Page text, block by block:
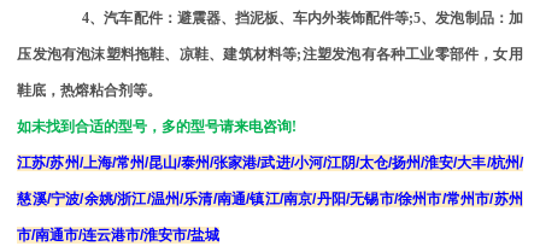
4、汽车配件：避震器、挡泥板、车内外装饰配件等;5、发泡制品：加
压发泡有泡沫塑料拖鞋、凉鞋、建筑材料等;注塑发泡有各种工业零部件，女用
鞋底，热熔粘合剂等。
如未找到合适的型号，多的型号请来电咨询!
江苏/苏州/上海/常州/昆山/泰州/张家港/武进/小河/江阴/太仓/扬州/淮安/大丰/杭州/
慈溪/宁波/余姚/浙江/温州/乐清/南通/镇江/南京/丹阳/无锡市/徐州市/常州市/苏州
市/南通市/连云港市/淮安市/盐城